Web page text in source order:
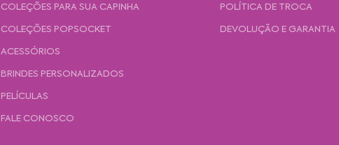
COLEÇÕES PARA SUA CAPINHA
COLEÇÕES POPSOCKET
ACESSÓRIOS
BRINDES PERSONALIZADOS
PELÍCULAS
FALE CONOSCO
POLÍTICA DE TROCA
DEVOLUÇÃO E GARANTIA